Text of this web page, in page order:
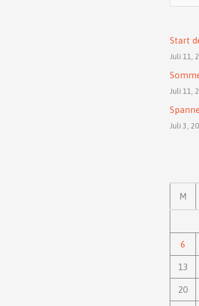
Start
Juli 11,
Juli 11,
Juli 3,
M
6
13
20